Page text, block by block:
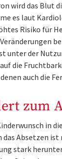
wird das Blut
es laut
Risiko für
unter der
die
auch die
zum
in
Absetzen
stark